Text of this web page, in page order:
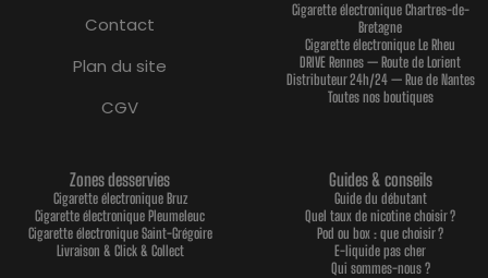
Contact
Plan du site
CGV
Cigarette électronique Chartres-de-
Bretagne
Cigarette électronique Le Rheu
DRIVE Rennes — Route de Lorient
Distributeur 24h/24 — Rue de Nantes
Toutes nos boutiques
Zones desservies
Cigarette électronique Bruz
Cigarette électronique Pleumeleuc
Cigarette électronique Saint-Grégoire
Livraison & Click & Collect
Guides & conseils
Guide du débutant
Quel taux de nicotine choisir ?
Pod ou box : que choisir ?
E-liquide pas cher
Qui sommes-nous ?